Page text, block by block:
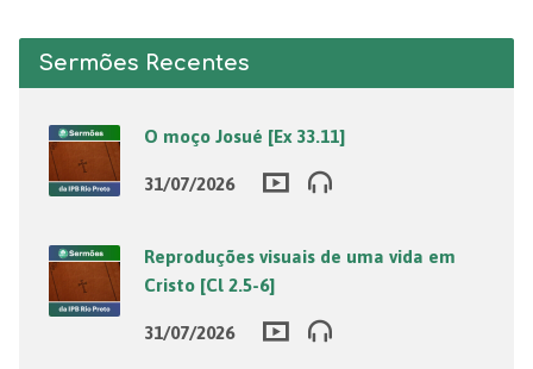
Sermões Recentes
O moço Josué [Ex 33.11]
31/07/2026
Reproduções visuais de uma vida em
Cristo [Cl 2.5-6]
31/07/2026